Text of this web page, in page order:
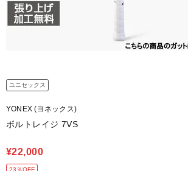
ユニセックス
YONEX (ヨネックス)
ボルトレイジ 7VS
¥22,000
23％OFF